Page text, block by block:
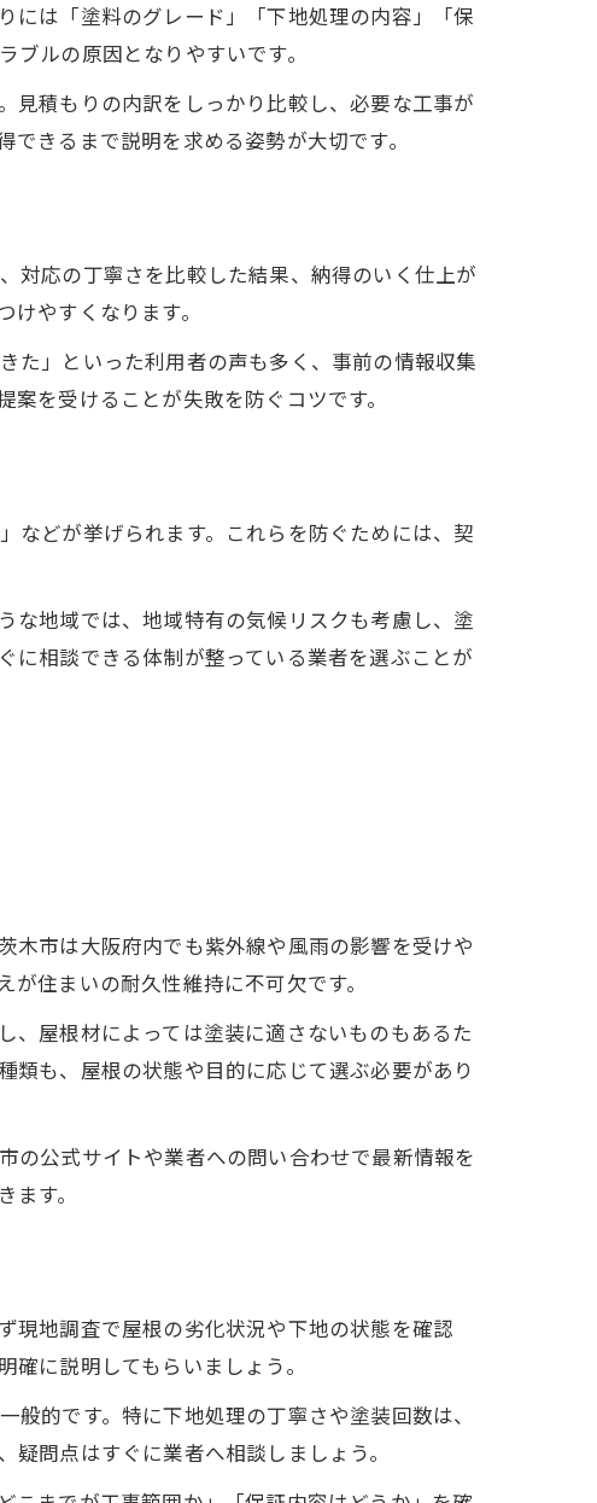
には「塗料のグレード」「下地処理の内容」「保
ルの原因となりやすいです。
見積もりの内訳をしっかり比較し、必要な工事が
きるまで説明を求める姿勢が大切です。
対応の丁寧さを比較した結果、納得のいく仕上が
やすくなります。
た」といった利用者の声も多く、事前の情報収集
を受けることが失敗を防ぐコツです。
などが挙げられます。これらを防ぐためには、契
な地域では、地域特有の気候リスクも考慮し、塗
に相談できる体制が整っている業者を選ぶことが
木市は大阪府内でも紫外線や風雨の影響を受けや
住まいの耐久性維持に不可欠です。
、屋根材によっては塗装に適さないものもあるた
も、屋根の状態や目的に応じて選ぶ必要があり
の公式サイトや業者への問い合わせで最新情報を
す。
現地調査で屋根の劣化状況や下地の状態を確認
に説明してもらいましょう。
的です。特に下地処理の丁寧さや塗装回数は、
問点はすぐに業者へ相談しましょう。